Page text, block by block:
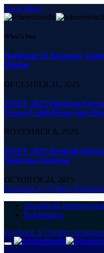
Close Menu
What's Hot
Hadirkan 21 Kategori,
Digelar
DECEMBER 11, 2025
ISFEX 2025 Platform
Terasa Lebih Besar dan
NOVEMBER 8, 2025
ISFEX 2025 Kembali
Olahraga Nasional
OCTOBER 24, 2025
Facebook X (Twitter) Instagram
Sepakbola
Bulutangkis
Facebook X (Twitter) Instagram